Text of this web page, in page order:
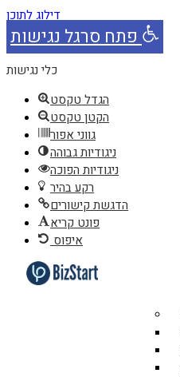
דילוג לתוכן
פתח סרגל נגישות
כלי נגישות
הגדל טקסט
הקטן טקסט
גווני אפור
ניגודיות גבוהה
ניגודיות הפוכה
רקע בהיר
הדגשת קישורים
פונט קריא
איפוס